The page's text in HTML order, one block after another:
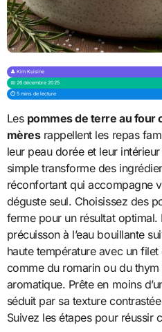
👤 Kim Kuisine
📅 26 décembre 2025
⏱️ 5 mins de lecture
Les pommes de terre au four
mèresrappellent les repas
leur peau dorée et leur
simple transforme des
réconfortant qui accompagne
déguste seul. Choisissez des
ferme pour un résultat optimal.
précuisson à l’eau bouillante
haute température avec un
comme du romarin ou du
aromatique. Prête en moins
séduit par sa texture
Suivez les étapes pour réussir